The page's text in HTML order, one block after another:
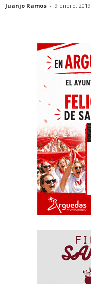
Juanjo Ramos - 9 enero, 2019